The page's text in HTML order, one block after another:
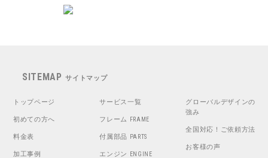
SITEMAP サイトマップ
トップページ
初めての方へ
料金表
加工事例
サービス一覧
フレーム FRAME
付属部品 PARTS
エンジン ENGINE
グローバルデザインの
強み
全国対応！ご依頼方法
お客様の声